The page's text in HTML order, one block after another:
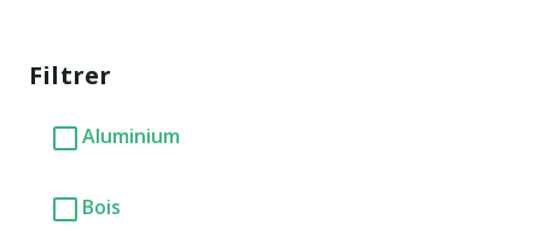
Filtrer
Aluminium
Bois